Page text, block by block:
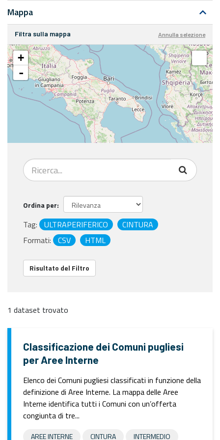
Mappa
Filtra sulla mappa Annulla selezione
+
-
Ordina per
Tag: ULTRAPERIFERICO
CINTURA
Formati:
CSV HTML
Risultato del Filtro
1 dataset trovato
Classificazione dei Comuni pugliesi
per Aree Interne
Elenco dei Comuni pugliesi classificati in funzione della
definizione di Aree Interne. La mappa delle Aree
Interne identifica tutti i Comuni con un’offerta
congiunta di tre...
AREE INTERNE CINTURA INTERMEDIO